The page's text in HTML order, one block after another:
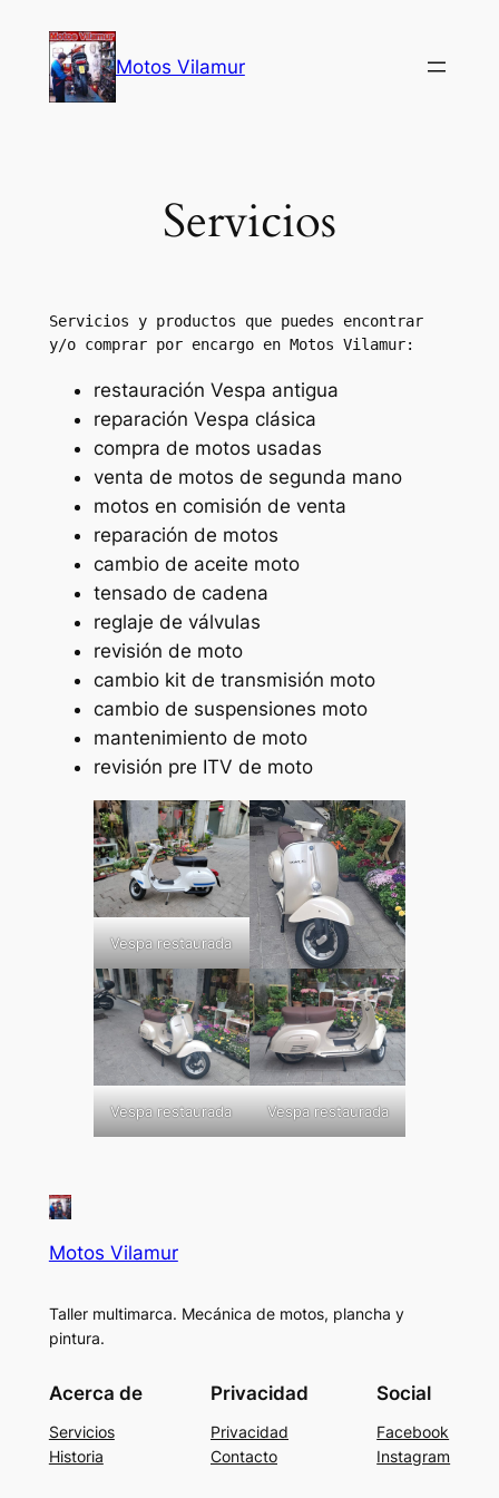
contenido
Motos Vilamur
Servicios
Servicios y productos que puedes encontrar
y/o comprar por encargo en Motos Vilamur:
restauración Vespa antigua
reparación Vespa clásica
compra de motos usadas
venta de motos de segunda mano
motos en comisión de venta
reparación de motos
cambio de aceite moto
tensado de cadena
reglaje de válvulas
revisión de moto
cambio kit de transmisión moto
cambio de suspensiones moto
mantenimiento de moto
revisión pre ITV de moto
Vespa restaurada
Vespa restaurada Vespa restaurada
Motos Vilamur
Taller multimarca. Mecánica de motos, plancha y
pintura.
Acerca de
Servicios
Historia
Privacidad
Privacidad
Contacto
Social
Facebook
Instagram